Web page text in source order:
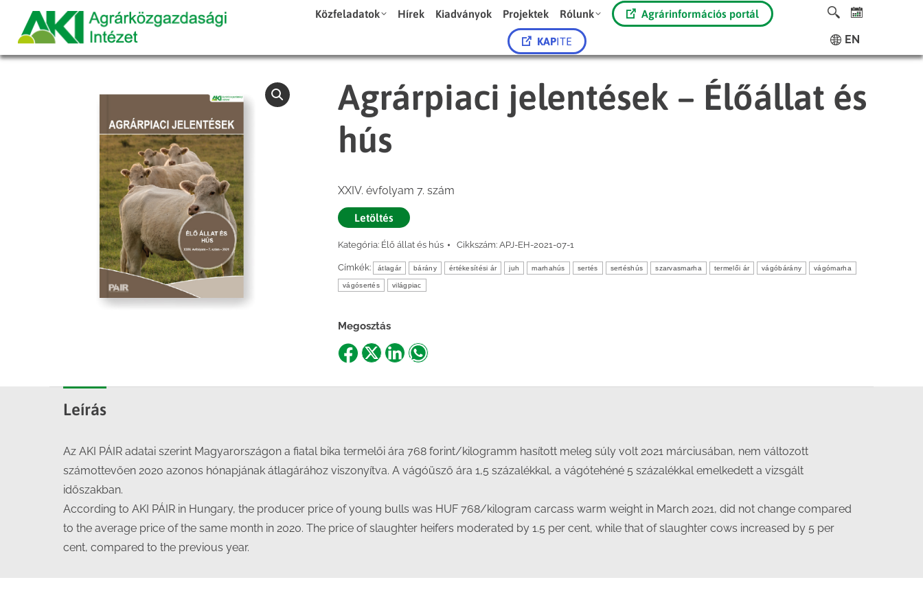
Közfeladatok Hírek Kiadványok Projektek Rólunk Agrárinformációs portál
KAPITE EN
Agrárpiaci jelentések – Élőállat és
hús
XXIV. évfolyam 7. szám
Letöltés
Kategória: Élő állat és hús Cikkszám: APJ-EH-2021-07-1
Címkék: átlagár bárány értékesítési ár juh marhahús sertés sertéshús szarvasmarha termelői ár vágóbárány vágómarha
vágósertés világpiac
Megosztás
ShareShareShareShare
Leírás
Az AKI PÁIR adatai szerint Magyarországon a fiatal bika termelői ára 768 forint/kilogramm hasított meleg súly volt 2021 márciusában, nem változott
számottevően 2020 azonos hónapjának átlagárához viszonyítva. A vágóüsző ára 1,5 százalékkal, a vágótehéné 5 százalékkal emelkedett a vizsgált
időszakban.
According to AKI PÁIR in Hungary, the producer price of young bulls was HUF 768/kilogram carcass warm weight in March 2021, did not change compared
to the average price of the same month in 2020. The price of slaughter heifers moderated by 1.5 per cent, while that of slaughter cows increased by 5 per
cent, compared to the previous year.